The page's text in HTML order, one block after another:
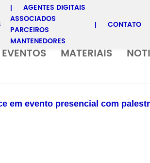
AGENTES DIGITAIS
ASSOCIADOS
PARCEIROS
MANTENEDORES
CONTATO
EVENTOS MATERIAIS
em evento presencial com